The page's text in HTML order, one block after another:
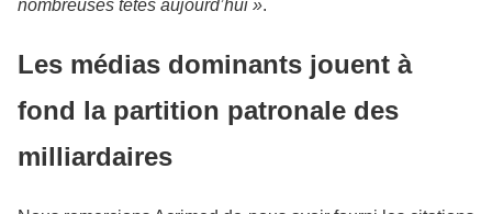
nombreuses têtes aujourd’hui ».
Les médias dominants jouent à
fond la partition patronale des
milliardaires